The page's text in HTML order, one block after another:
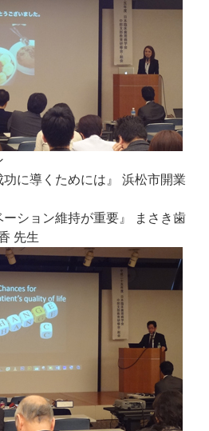
功に導くためには』 浜松市開業
ーション維持が重要』 まさき歯
先生